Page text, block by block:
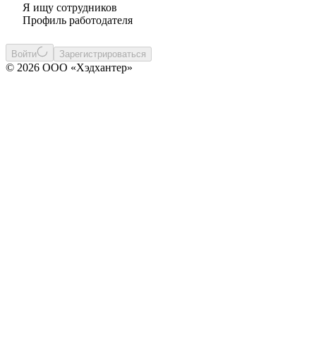
Я ищу сотрудников
Профиль работодателя
Войти Зарегистрироваться
© 2026 ООО «Хэдхантер»